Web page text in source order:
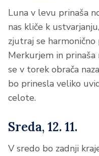
Luna v levu prinaša
nas kliče k
zjutraj se
Merkurjem in prinaša
se v torek obrača
bo prinesla veliko
celote.
Sreda, 12. 11.
V sredo bo zadnji